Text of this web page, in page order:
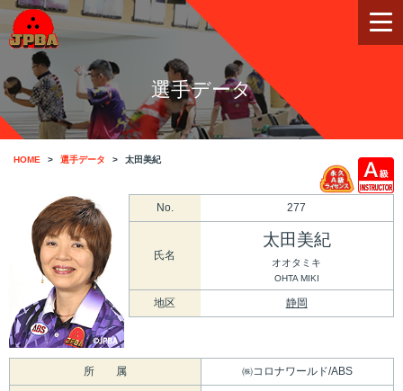
選手データ
HOME 選手データ 太田美紀
No. 277
氏名
太田美紀
オオタミキ
OHTA MIKI
地区 静岡
所 属 ㈱コロナワールド/ABS